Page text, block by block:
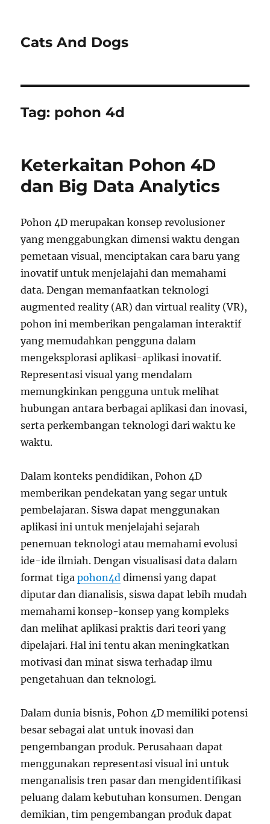
Cats And Dogs
Tag: pohon 4d
Keterkaitan Pohon 4D
dan Big Data Analytics
Pohon 4D merupakan konsep revolusioner
yang menggabungkan dimensi waktu dengan
pemetaan visual, menciptakan cara baru yang
inovatif untuk menjelajahi dan memahami
data. Dengan memanfaatkan teknologi
augmented reality (AR) dan virtual reality (VR),
pohon ini memberikan pengalaman interaktif
yang memudahkan pengguna dalam
mengeksplorasi aplikasi-aplikasi inovatif.
Representasi visual yang mendalam
memungkinkan pengguna untuk melihat
hubungan antara berbagai aplikasi dan inovasi,
serta perkembangan teknologi dari waktu ke
waktu.
Dalam konteks pendidikan, Pohon 4D
memberikan pendekatan yang segar untuk
pembelajaran. Siswa dapat menggunakan
aplikasi ini untuk menjelajahi sejarah
penemuan teknologi atau memahami evolusi
ide-ide ilmiah. Dengan visualisasi data dalam
format tigapohon4d dimensi yang dapat
diputar dan dianalisis, siswa dapat lebih mudah
memahami konsep-konsep yang kompleks
dan melihat aplikasi praktis dari teori yang
dipelajari. Hal ini tentu akan meningkatkan
motivasi dan minat siswa terhadap ilmu
pengetahuan dan teknologi.
Dalam dunia bisnis, Pohon 4D memiliki potensi
besar sebagai alat untuk inovasi dan
pengembangan produk. Perusahaan dapat
menggunakan representasi visual ini untuk
menganalisis tren pasar dan mengidentifikasi
peluang dalam kebutuhan konsumen. Dengan
demikian, tim pengembangan produk dapat